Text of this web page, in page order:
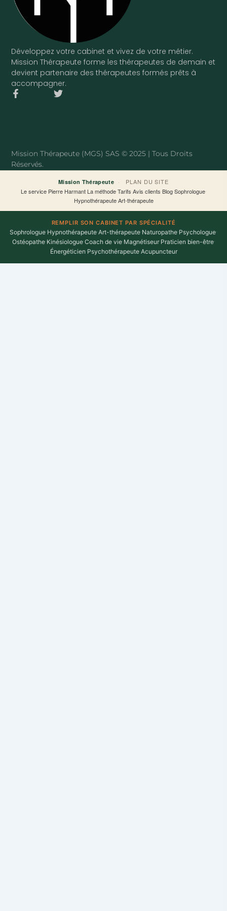
Développez votre cabinet et vivez de votre métier.
Mission Thérapeute forme les thérapeutes de demain et
devient partenaire des thérapeutes formés prêts à
accompagner.
F
k
-
T
Mission Thérapeute (MGS) SAS © 2025 | Tous Droits
Réservés.
Mission Thérapeute ·
PLAN DU SITE
Le service·Pierre Harmant·La méthode·Tarifs·Avis clients·Blog·Sophrologue·
Hypnothérapeute·Art-thérapeute
REMPLIR SON CABINET PAR SPÉCIALITÉ
Sophrologue·Hypnothérapeute·Art-thérapeute·Naturopathe·Psychologue·
Ostéopathe·Kinésiologue·Coach de vie·Magnétiseur·Praticien bien-être·
Énergéticien·Psychothérapeute·Acupuncteur